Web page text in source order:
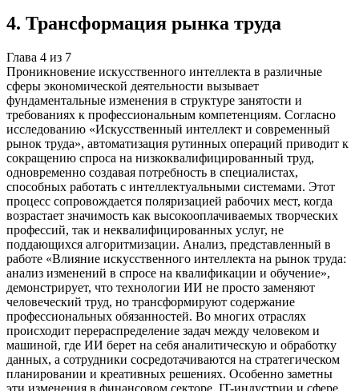
4. Трансформация рынка труда
Глава 4 из 7
Проникновение искусственного интеллекта в различные
сферы экономической деятельности вызывает
фундаментальные изменения в структуре занятости и
требованиях к профессиональным компетенциям. Согласно
исследованию «Искусственный интеллект и современный
рынок труда», автоматизация рутинных операций приводит к
сокращению спроса на низкоквалифицированный труд,
одновременно создавая потребность в специалистах,
способных работать с интеллектуальными системами. Этот
процесс сопровождается поляризацией рабочих мест, когда
возрастает значимость как высокооплачиваемых творческих
профессий, так и неквалифицированных услуг, не
поддающихся алгоритмизации. Анализ, представленный в
работе «Влияние искусственного интеллекта на рынок труда:
анализ изменений в спросе на квалификации и обучение»,
демонстрирует, что технологии ИИ не просто заменяют
человеческий труд, но трансформируют содержание
профессиональных обязанностей. Во многих отраслях
происходит перераспределение задач между человеком и
машиной, где ИИ берет на себя аналитическую и обработку
данных, а сотрудники сосредотачиваются на стратегическом
планировании и креативных решениях. Особенно заметны